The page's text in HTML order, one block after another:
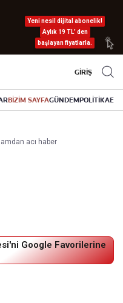
Yeni nesil dijital abonelik!
Aylık 19 TL’ den
başlayan fiyatlarla.
GİRİŞ
BİZİM SAYFAGÜNDEMPOLİTİKA
acı haber
Google Favorilerine